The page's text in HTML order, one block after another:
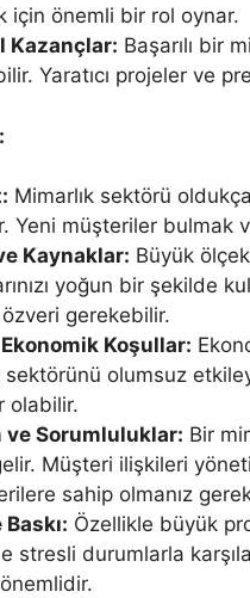
için önemli bir rol oynar.
Kazançlar: Başarılı bir
Yaratıcı projeler ve
Mimarlık sektörü
Yeni müşteriler bulmak
Kaynaklar: Büyük
yoğun bir şekilde
özveri gerekebilir.
Koşullar:
sektörünü olumsuz
olabilir.
ve Sorumluluklar: Bir
Müşteri ilişkileri
sahip olmanız
Özellikle büyük
stresli durumlarla